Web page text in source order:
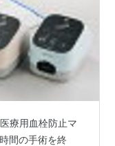
療用血栓防止マ
間の手術を終